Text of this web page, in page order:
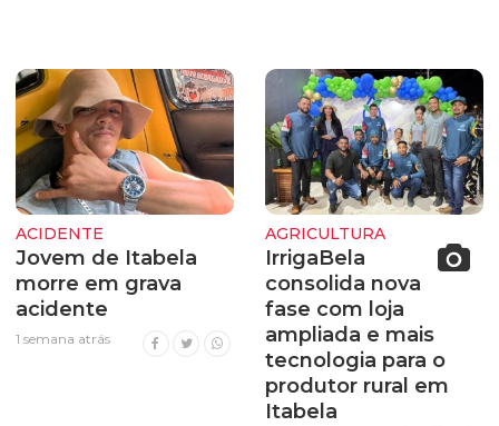
ACIDENTE
Jovem de Itabela
morre em grava
acidente
1 semana atrás
AGRICULTURA
IrrigaBela
consolida nova
fase com loja
ampliada e mais
tecnologia para o
produtor rural em
Itabela